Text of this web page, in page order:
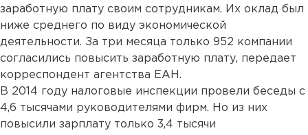
заработную плату своим сотрудникам. Их оклад был
ниже среднего по виду экономической
деятельности. За три месяца только 952 компании
согласились повысить заработную плату, передает
корреспондент агентства ЕАН.
В 2014 году налоговые инспекции провели беседы с
4,6 тысячами руководителями фирм. Но из них
повысили зарплату только 3,4 тысячи